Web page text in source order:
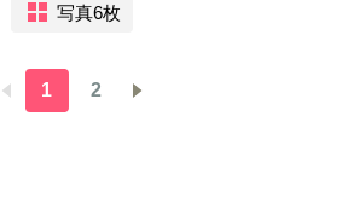
写真6枚
1 2